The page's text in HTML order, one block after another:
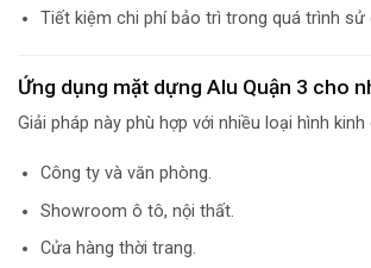
Tiết kiệm chi phí bảo trì trong quá trình sử
Ứng dụng mặt dựng Alu Quận 3 cho
Giải pháp này phù hợp với nhiều loại hình kinh
Công ty và văn phòng.
Showroom ô tô, nội thất.
Cửa hàng thời trang.